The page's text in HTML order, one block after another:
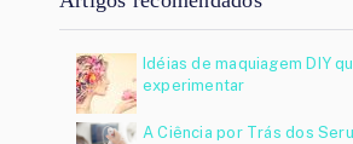
Idéias de maquiagem DIY
experimentar
A Ciência por Trás dos